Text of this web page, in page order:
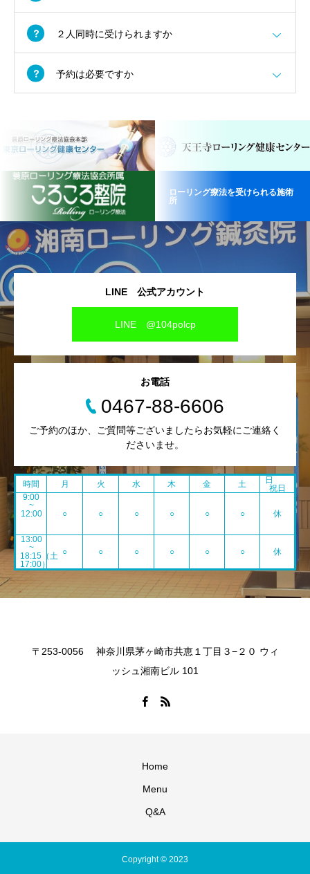
２人同時に受けられますか
予約は必要ですか
ローリング療法を受けられる施術
所
LINE 公式アカウント
LINE @104polcp
お電話
0467-88-6606
ご予約のほか、ご質問等ございましたらお気軽にご連絡く
ださいませ。
時間 月 火 水 木 金 土
日
祝日
9:00
~
12:00
○ ○ ○ ○ ○ ○ 休
13:00
~
18:15（土
17:00）
○ ○ ○ ○ ○ ○ 休
〒253-0056 神奈川県茅ヶ崎市共恵１丁目３−２０ ウィ
ッシュ湘南ビル 101
Home
Menu
Q&A
Copyright © 2023